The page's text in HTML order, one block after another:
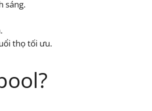
sáng.
thọ tối ưu.